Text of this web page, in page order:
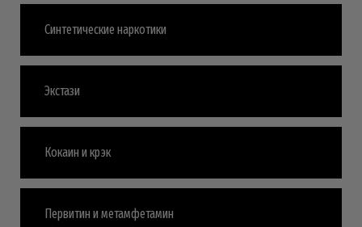
Синтетические наркотики
Экстази
Кокаин и крэк
Первитин и метамфетамин